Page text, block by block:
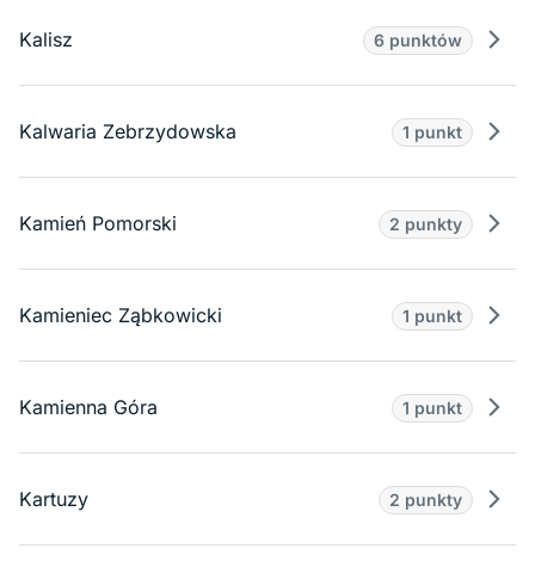
Kalisz 6 punktów
Kalwaria Zebrzydowska 1 punkt
Kamień Pomorski 2 punkty
Kamieniec Ząbkowicki 1 punkt
Kamienna Góra 1 punkt
Kartuzy 2 punkty